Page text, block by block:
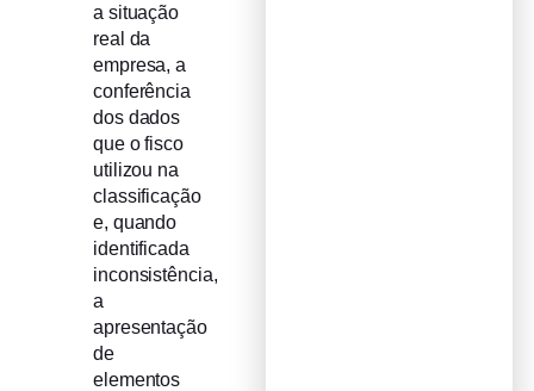
a situação
real da
empresa, a
conferência
dos dados
que o fisco
utilizou na
classificação
e, quando
identificada
inconsistência,
a
apresentação
de
elementos